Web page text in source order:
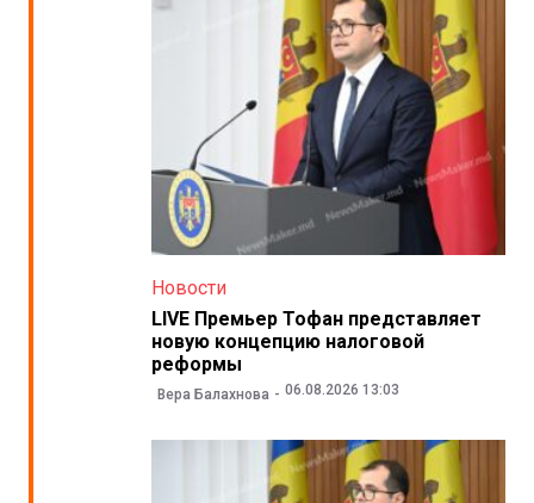
Новости
LIVE Премьер Тофан представляет
новую концепцию налоговой
реформы
Вера Балахнова 06.08.2026 13:03